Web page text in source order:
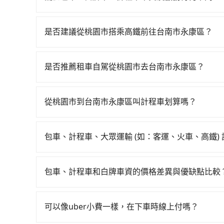
台預定時價格而定，通常愈長程價格CP值愈高。
是否建議從桃園市搭乘高鐵前往台南市永康區？
一天最多有58班次高鐵可搭乘。假設從桃園市大
後約花30分鐘、車費300元後，抵達台南市永康
的交通費，所以對於不是這麼趕時間的人來說，
是否推薦租車自駕從桃園市去台南市永康區？
天就要來回，那在桃園路邊可隨租隨借的iRent應
時40元路邊停車費用預估進去，但額外的汽車保
的車門仍未被修理，每一次租車都好像在開樂透
點仍有段距離，在遇到下雨天或者載行李時，就顯
從桃園市到台南市永康區叫計程車划算嗎？
到車，也可考慮打電話至附近的計程車隊，如菓
合以上，無論在價格或服務品質上，tripool都是你
包車、計程車、大眾運輸 (如：客運、火車、高鐵)
程車最貴，而大眾運輸通常較便宜。 行程：需多
可選用大眾運輸。 便利性：需要便利性和方便性
包車、計程車和白牌車資的價格差異與優缺點比較
地點上車較客製化。此外，司機還會提供各種旅
可以像uber小費一樣，在下車時線上付嗎？